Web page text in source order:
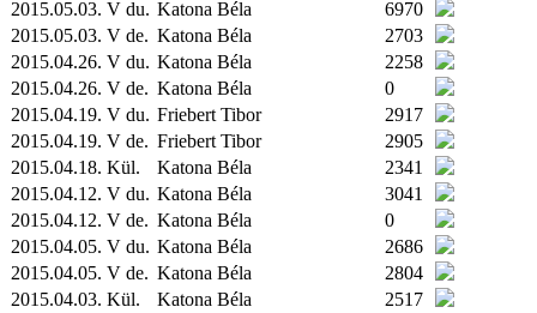
2015.05.03. V du. Katona Béla
6970
2015.05.03. V de. Katona Béla
2703
2015.04.26. V du. Katona Béla
2258
2015.04.26. V de. Katona Béla
0
2015.04.19. V du. Friebert Tibor
2917
2015.04.19. V de. Friebert Tibor
2905
2015.04.18. Kül. Katona Béla
2341
2015.04.12. V du. Katona Béla
3041
2015.04.12. V de. Katona Béla
0
2015.04.05. V du. Katona Béla
2686
2015.04.05. V de. Katona Béla
2804
2015.04.03. Kül. Katona Béla
2517